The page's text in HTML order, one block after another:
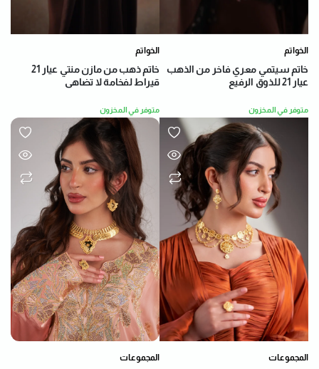
الخواتم
خاتم ذهب من مازن منتي عيار 21
قيراط لفخامة لا تضاهى
متوفر في المخزون
الخواتم
خاتم سيتمي معري فاخر من الذهب
عيار 21 للذوق الرفيع
متوفر في المخزون
المجموعات المجموعات